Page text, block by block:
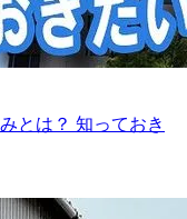
とは？ 知っておき